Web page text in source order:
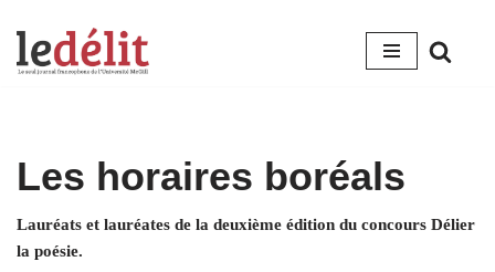
Aller
Les horaires boréals
Lauréats et lauréates de la deuxième édition du concours Délier
la poésie.